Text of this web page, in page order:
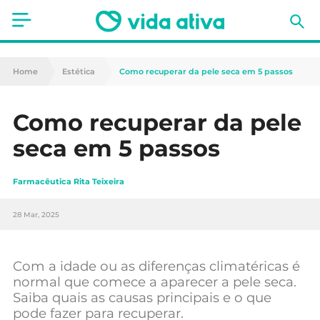
Saúde
Nutrição
Animais de Estimação
Home Estética Como recuperar da pele seca em 5 passos
Como recuperar da pele
seca em 5 passos
Farmacêutica Rita Teixeira
28 Mar, 2025
Com a idade ou as diferenças climatéricas é
normal que comece a aparecer a pele seca.
Saiba quais as causas principais e o que
pode fazer para recuperar.